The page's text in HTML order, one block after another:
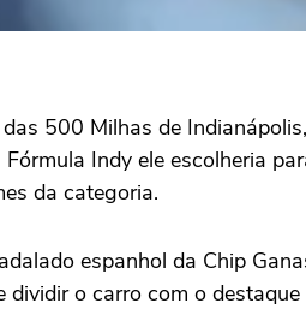
500 Milhas de
Indy ele escolheria
da categoria.
espanhol da Chip
o carro com o